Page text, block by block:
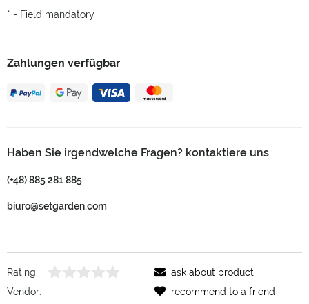
Zahlungen verfügbar
Haben Sie irgendwelche Fragen? kontaktiere uns
(+48) 885 281 885
biuro@setgarden.com
* - Field mandatory
Rating:
Vendor:
ask about product
recommend to a friend